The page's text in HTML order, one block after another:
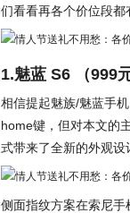
们看看再各个价位段都
1.魅蓝 S6 （999元
相信提起魅族/魅蓝手
home键，但对本文的
式带来了全新的外观设
侧面指纹方案在索尼